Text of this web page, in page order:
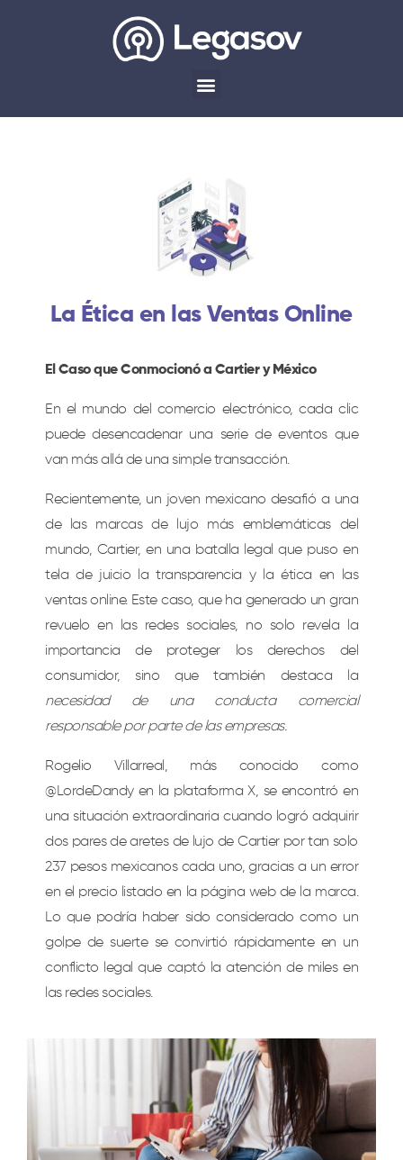
La Ética en las Ventas Online
El Caso que Conmocionó a Cartier y México
En el mundo del comercio electrónico, cada clic
puede desencadenar una serie de eventos que
van más allá de una simple transacción.
Recientemente, un joven mexicano desafió a una
de las marcas de lujo más emblemáticas del
mundo, Cartier, en una batalla legal que puso en
tela de juicio la transparencia y la ética en las
ventas online. Este caso, que ha generado un gran
revuelo en las redes sociales, no solo revela la
importancia de proteger los derechos del
consumidor, sino que también destaca la
necesidad de una conducta comercial
responsable por parte de las empresas.
Rogelio Villarreal, más conocido como
@LordeDandy en la plataforma X, se encontró en
una situación extraordinaria cuando logró adquirir
dos pares de aretes de lujo de Cartier por tan solo
237 pesos mexicanos cada uno, gracias a un error
en el precio listado en la página web de la marca.
Lo que podría haber sido considerado como un
golpe de suerte se convirtió rápidamente en un
conflicto legal que captó la atención de miles en
las redes sociales.